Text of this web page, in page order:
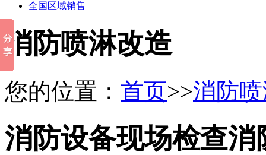
全国区域销售
消防喷淋改造
您的位置： 首页>>消防
消防设备现场检查消